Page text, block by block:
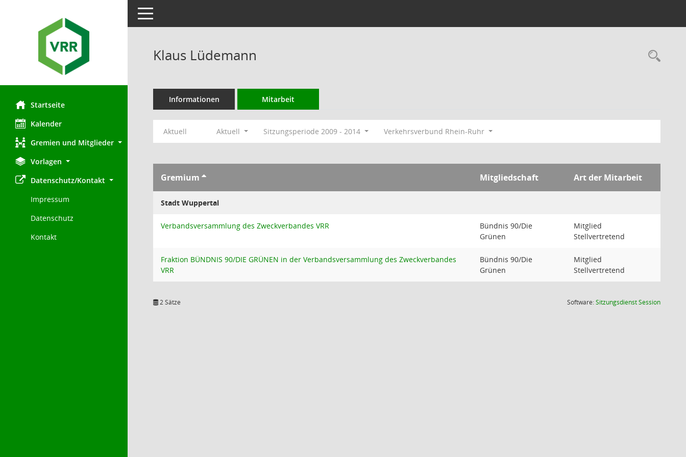
Startseite
Kalender
Gremien und Mitglieder
Vorlagen
Datenschutz/Kontakt
Impressum
Datenschutz
Kontakt
Toggle navigation
Klaus Lüdemann
Informationen Mitarbeit
Aktuell Aktuell Sitzungsperiode 2009 - 2014 Verkehrsverbund Rhein-Ruhr
Gremium Mitgliedschaft Art der Mitarbeit
Stadt Wuppertal
Verbandsversammlung des Zweckverbandes VRR
Bündnis 90/Die
Grünen
Mitglied
Stellvertretend
Fraktion BÜNDNIS 90/DIE GRÜNEN in der Verbandsversammlung des Zweckverbandes
VRR
Bündnis 90/Die
Grünen
Mitglied
Stellvertretend
2 Sätze Software:SitzungsdienstSession(Wird in